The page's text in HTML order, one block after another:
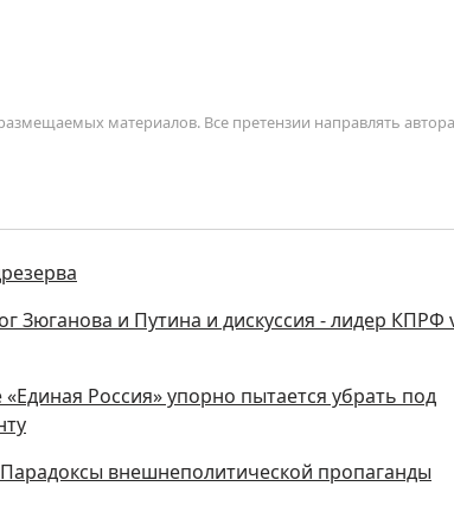
материалов. Все претензии направлять
Зюганова и Путина и дискуссия - лидер КПРФ
Россия» упорно пытается убрать под
внешнеполитической пропаганды